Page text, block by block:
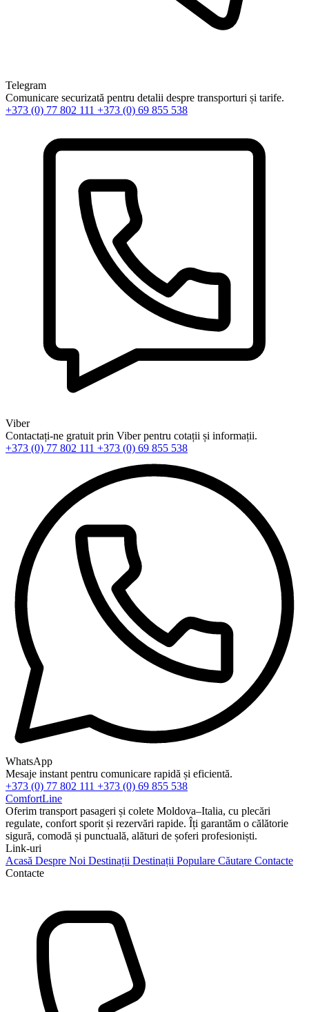
Telegram
Comunicare securizată pentru detalii despre transporturi și tarife.
+373 (0) 77 802 111 +373 (0) 69 855 538
Viber
Contactați-ne gratuit prin Viber pentru cotații și informații.
+373 (0) 77 802 111 +373 (0) 69 855 538
WhatsApp
Mesaje instant pentru comunicare rapidă și eficientă.
+373 (0) 77 802 111 +373 (0) 69 855 538
ComfortLine
Oferim transport pasageri și colete Moldova–Italia, cu plecări
regulate, confort sporit și rezervări rapide. Îți garantăm o călătorie
sigură, comodă și punctuală, alături de șoferi profesioniști.
Link-uri
Acasă Despre Noi Destinații Destinații Populare Căutare Contacte
Contacte